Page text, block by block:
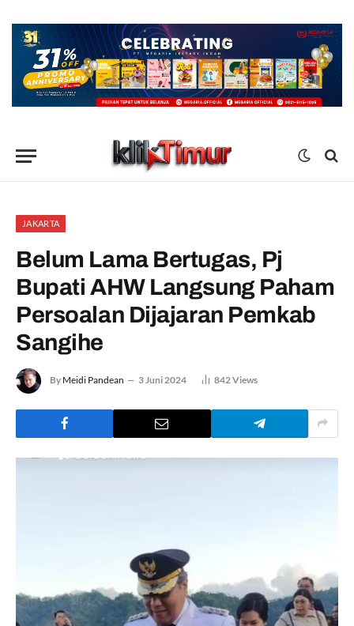
JAKARTA
Belum Lama Bertugas, Pj
Bupati AHW Langsung Paham
Persoalan Dijajaran Pemkab
Sangihe
By Meidi Pandean 3 Juni 2024 842Views